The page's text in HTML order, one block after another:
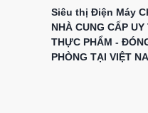
Siêu thị Điện Máy
NHÀ CUNG CẤP
THỰC PHẨM -
PHÒNG TẠI VIỆT